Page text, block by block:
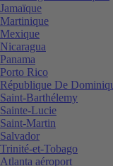
Jamaïque
Martinique
Mexique
Nicaragua
Panama
Porto Rico
République De
Saint-Barthélemy
Sainte-Lucie
Saint-Martin
Salvador
Trinité-et-Tobago
Atlanta aéroport